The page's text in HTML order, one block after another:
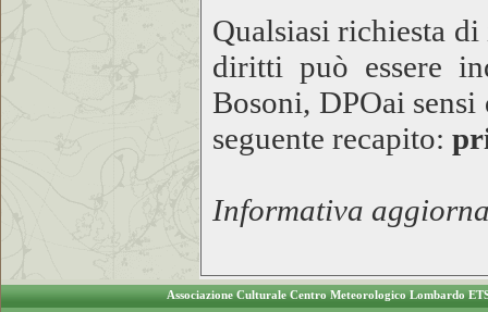
Qualsiasi richiesta
diritti può essere
Bosoni, DPOai
seguente recapito:
Informativa
Associazione Culturale Centro Meteorologico Lombardo